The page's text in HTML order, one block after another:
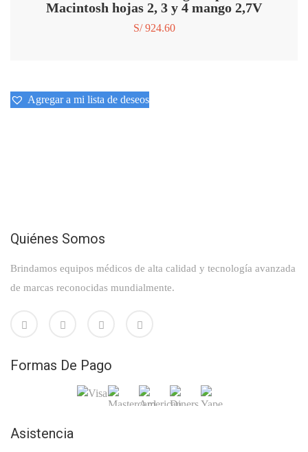
Macintosh hojas 2, 3 y 4 mango 2,7V
S/924.60
Agregar a mi lista de deseos
Quiénes Somos
Brindamos equipos médicos de alta calidad y tecnología avanzada
de marcas reconocidas mundialmente.
Formas De Pago
Asistencia